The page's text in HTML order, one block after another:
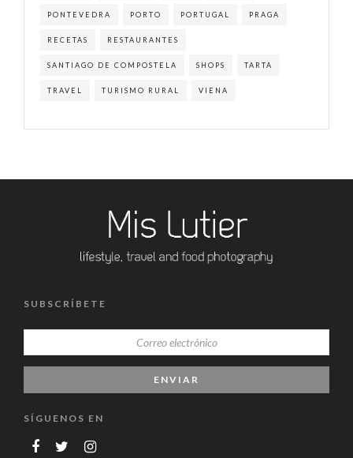
PONTEVEDRA PORTO PORTUGAL PRAGA
RECETAS RESTAURANTES
SANTIAGO DE COMPOSTELA SHOPS TARTA
TRAVEL TURISMO RURAL VIENA
SUBSCRÍBETE
SÍGUENOS EN